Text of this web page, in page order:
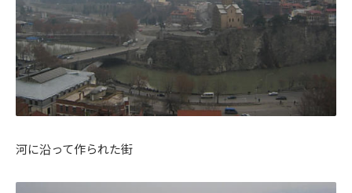
河に沿って作られた街